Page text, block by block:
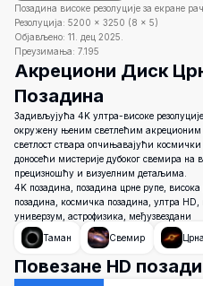
Позадина високе резолуције за екране
Резолуција: 5200 × 3250 (8 × 5)
Објављено: 11. дец 2025.
Преузимања: 7.195
Акрециони Диск
Позадина
Задивљујућа 4K ултра-високе
окружену њеним светлећим
светлост ствара опчињавајући космички
доносећи мистерије дубоког свемира
прецизношћу и визуелним детаљима.
4K позадина, позадина црне рупе,
позадина, космичка позадина, ултра
универзум, астрофизика, међузвездани
Таман
Свемир
Повезане HD